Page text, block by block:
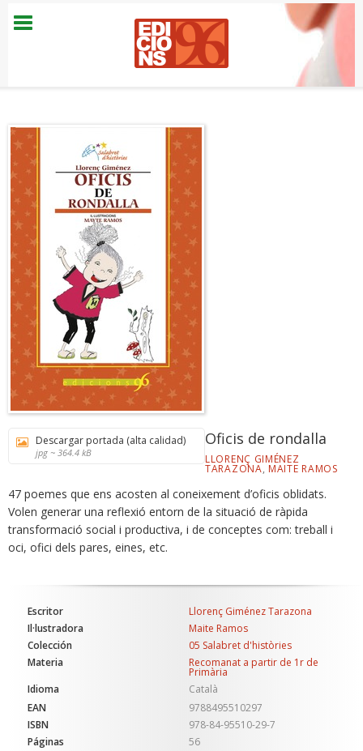
Descargar portada (alta calidad)
jpg ~ 364.4 kB
Oficis de rondalla
LLORENÇ GIMÉNEZ
TARAZONA, MAITE RAMOS
47 poemes que ens acosten al coneixement d’oficis oblidats.
Volen generar una reflexió entorn de la situació de ràpida
transformació social i productiva, i de conceptes com: treball i
oci, ofici dels pares, eines, etc.
Escritor
Llorenç Giménez Tarazona
Il·lustradora
Maite Ramos
Colección
05 Salabret d'històries
Materia
Recomanat a partir de 1r de
Primària
Idioma
Català
EAN
9788495510297
ISBN
978-84-95510-29-7
Páginas
56